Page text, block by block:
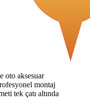
oto aksesuar
montaj
tek çatı altında